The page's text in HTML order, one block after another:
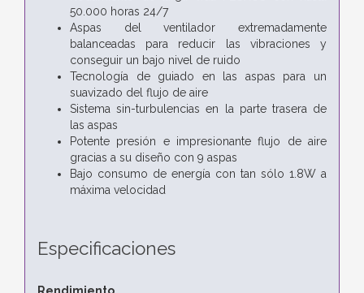
50.000 horas 24/7
Aspas del ventilador extremadamente
balanceadas para reducir las vibraciones y
conseguir un bajo nivel de ruido
Tecnología de guiado en las aspas para un
suavizado del flujo de aire
Sistema sin-turbulencias en la parte trasera de
las aspas
Potente presión e impresionante flujo de aire
gracias a su diseño con 9 aspas
Bajo consumo de energía con tan sólo 1.8W a
máxima velocidad
Especificaciones
Rendimiento